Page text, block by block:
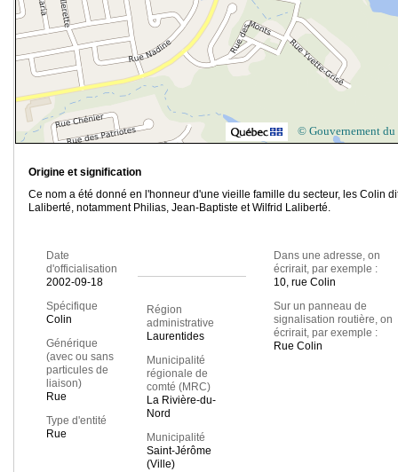
© Gouvernement du
Origine et signification
Ce nom a été donné en l'honneur d'une vieille famille du secteur, les Colin
Laliberté, notamment Philias, Jean-Baptiste et Wilfrid Laliberté.
Date
d'officialisation
2002-09-18
Spécifique
Colin
Générique
(avec ou sans
particules de
liaison)
Rue
Type d'entité
Rue
Région
administrative
Laurentides
Municipalité
régionale de
comté (MRC)
La Rivière-du-
Nord
Municipalité
Saint-Jérôme
(Ville)
Dans une adresse, on
écrirait, par exemple :
10, rue Colin
Sur un panneau de
signalisation routière, on
écrirait, par exemple :
Rue Colin